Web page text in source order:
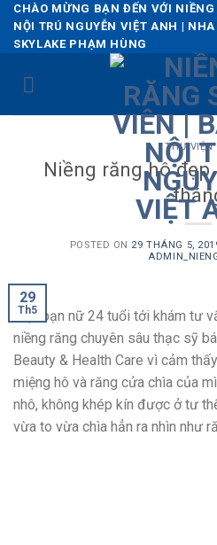
Skip
content
CHÀO MỪNG BẠN ĐẾN VỚI
NỘI TRÚ NGUYỄN VIỆT ANH |
SKYLAKE PHẠM HÙNG
THƯ VIỆN
Niềng răng hô
POSTED ON 29 THÁNG 5,
29
Th5
Một bạn nữ 24 tuổi tới khám tư
niềng răng chuyên sâu thạc sỹ
Beauty & Health Care vì cảm
miệng hô và răng cửa chìa của
nhô, không khép kín được ở tư
vừa to vừa chìa hẳn ra nhìn như